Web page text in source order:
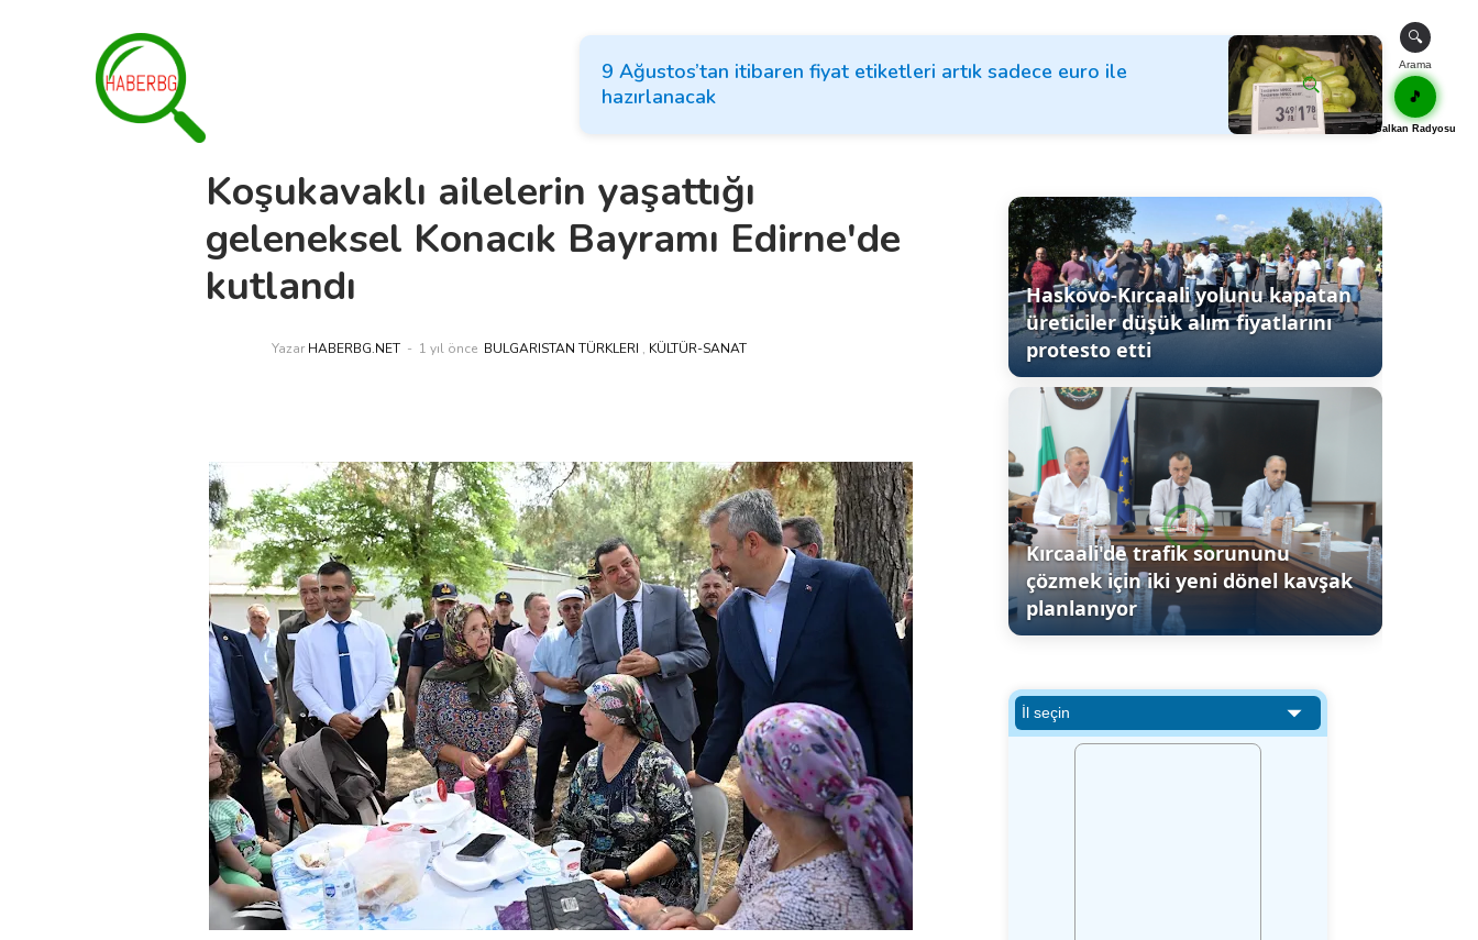
9 Ağustos’tan itibaren fiyat etiketleri artık sadece euro ile
hazırlanacak
Koşukavaklı ailelerin yaşattığı
geleneksel Konacık Bayramı Edirne'de
kutlandı
Yazar HABERBG.NET 1 yıl önce BULGARISTAN TÜRKLERI , KÜLTÜR-SANAT
Haskovo-Kırcaali yolunu kapatan
üreticiler düşük alım fiyatlarını
protesto etti
Kırcaali'de trafik sorununu
çözmek için iki yeni dönel kavşak
planlanıyor
🔍
Arama
🎵
Balkan Radyosu